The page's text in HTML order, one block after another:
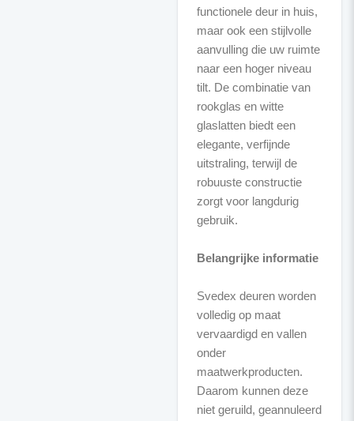
functionele deur in huis,
maar ook een stijlvolle
aanvulling die uw ruimte
naar een hoger niveau
tilt. De combinatie van
rookglas en witte
glaslatten biedt een
elegante, verfijnde
uitstraling, terwijl de
robuuste constructie
zorgt voor langdurig
gebruik.
Belangrijke informatie
Svedex deuren worden
volledig op maat
vervaardigd en vallen
onder
maatwerkproducten.
Daarom kunnen deze
niet geruild, geannuleerd